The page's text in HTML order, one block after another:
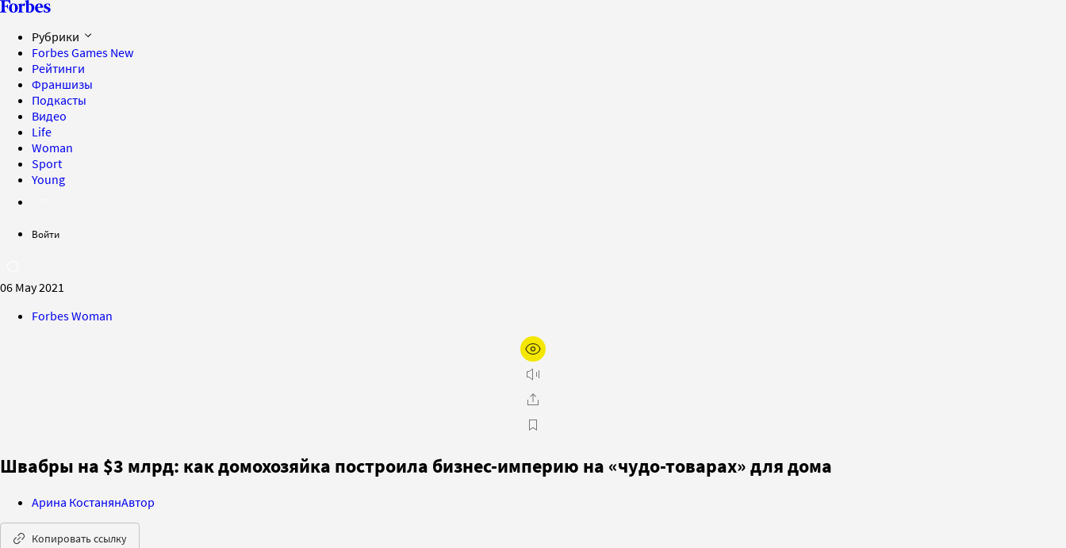
Рубрики
Forbes Games New
Рейтинги
Франшизы
Подкасты
Видео
Life
Woman
Sport
Young
Войти
06 May 2021
Forbes Woman
Швабры на $3 млрд: как домохозяйка построила бизнес-империю на «чудо-товарах» для дома
Арина КостанянАвтор
Копировать ссылку